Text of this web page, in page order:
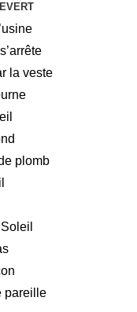
la veste
plomb
pareille